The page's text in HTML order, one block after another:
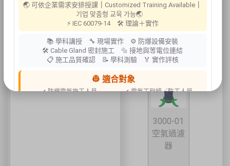
9700-02
幫浦濾心
3000-01
空氣過濾
器
🌏 可依企業需求安排授課
Customized Training Available
기업 맞춤형 교육 가능🌏
⚡ IEC 60079-14 🛠 理論＋實作
📚 學科講授 🔧 現場實作 ⚙ 防爆設備安裝
🛠 Cable Gland 密封施工 🔩 接地與等電位連結
📋 施工品質確認 📝 學科測驗 🏅 實作評核
👷 適合對象
✔ 防爆電氣施工人員
✔ 電氣工程師／監工人員
✔ 工程承攬商
📍 上課地點／主辦資訊
祐昕技術股份有限公司（祐大-台中分公司）